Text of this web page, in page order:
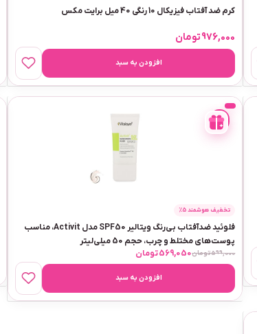
کرم ضد آفتاب فیزیکال 10 رنگی 40 میل برایت مکس
976,000تومان
افزودن به سبد
-
5%
تخفیف هوشمند 5٪
فلوئید ضدآفتاب بی‌رنگ ویتالیر SPF50 مدل Activit، مناسب
پوست‌های مختلط و چرب، حجم 50 میلی‌لیتر
599,000تومان569,050تومان
افزودن به سبد